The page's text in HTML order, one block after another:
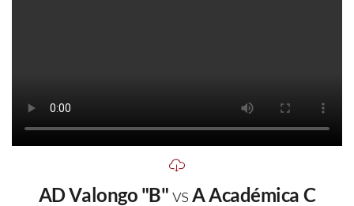
AD Valongo "B"vsA Académica C